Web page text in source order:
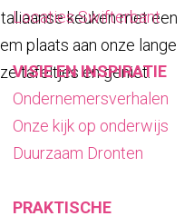
Locaties Swifterbant
VISIE EN INSPIRATIE
Ondernemersverhalen
Onze kijk op onderwijs
Duurzaam Dronten
PRAKTISCHE
keuken met een
plaats aan onze lange
tafeltjes en geniet.